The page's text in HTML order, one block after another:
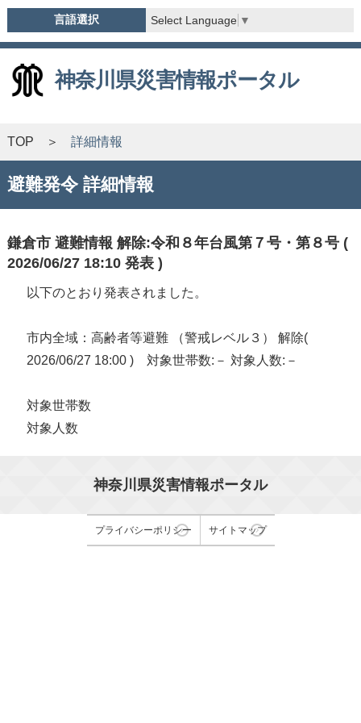
言語選択 Select Language ▼
神奈川県災害情報ポータル
TOP 詳細情報
避難発令 詳細情報
鎌倉市 避難情報 解除:令和８年台風第７号・第８号 (
2026/06/27 18:10 発表 )
以下のとおり発表されました。
市内全域：高齢者等避難 （警戒レベル３） 解除(
2026/06/27 18:00 ) 対象世帯数:－ 対象人数:－
対象世帯数
対象人数
神奈川県災害情報ポータル
プライバシーポリシー サイトマップ